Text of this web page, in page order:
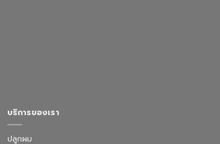
บริการของเรา
ปลูกผม